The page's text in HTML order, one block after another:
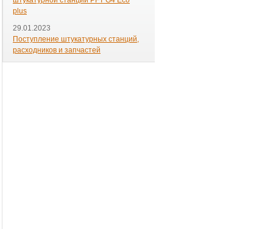
plus
29.01.2023
Поступление штукатурных станций,
расходников и запчастей